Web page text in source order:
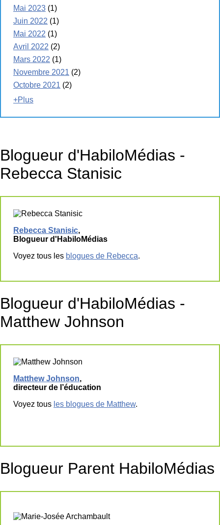
Mai 2023 (1)
Juin 2022 (1)
Mai 2022 (1)
Avril 2022 (2)
Mars 2022 (1)
Novembre 2021 (2)
Octobre 2021 (2)
+Plus
Blogueur d'HabiloMédias -
Rebecca Stanisic
Rebecca Stanisic,
Blogueur d'HabiloMédias
Voyez tous les blogues de Rebecca.
Blogueur d'HabiloMédias -
Matthew Johnson
Matthew Johnson,
directeur de l’éducation
Voyez tous les blogues de Matthew.
Blogueur Parent HabiloMédias